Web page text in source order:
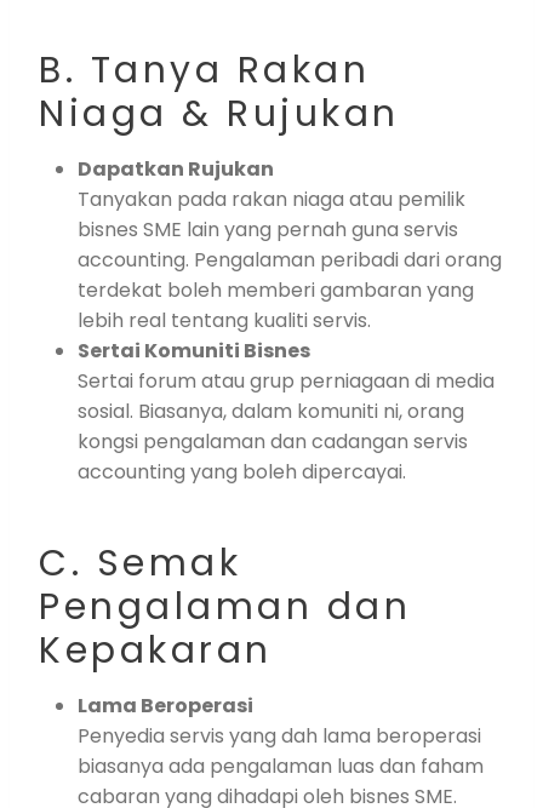
B. Tanya Rakan
Niaga & Rujukan
Dapatkan Rujukan
Tanyakan pada rakan niaga atau pemilik
bisnes SME lain yang pernah guna servis
accounting. Pengalaman peribadi dari orang
terdekat boleh memberi gambaran yang
lebih real tentang kualiti servis.
Sertai Komuniti Bisnes
Sertai forum atau grup perniagaan di media
sosial. Biasanya, dalam komuniti ni, orang
kongsi pengalaman dan cadangan servis
accounting yang boleh dipercayai.
C. Semak
Pengalaman dan
Kepakaran
Lama Beroperasi
Penyedia servis yang dah lama beroperasi
biasanya ada pengalaman luas dan faham
cabaran yang dihadapi oleh bisnes SME.